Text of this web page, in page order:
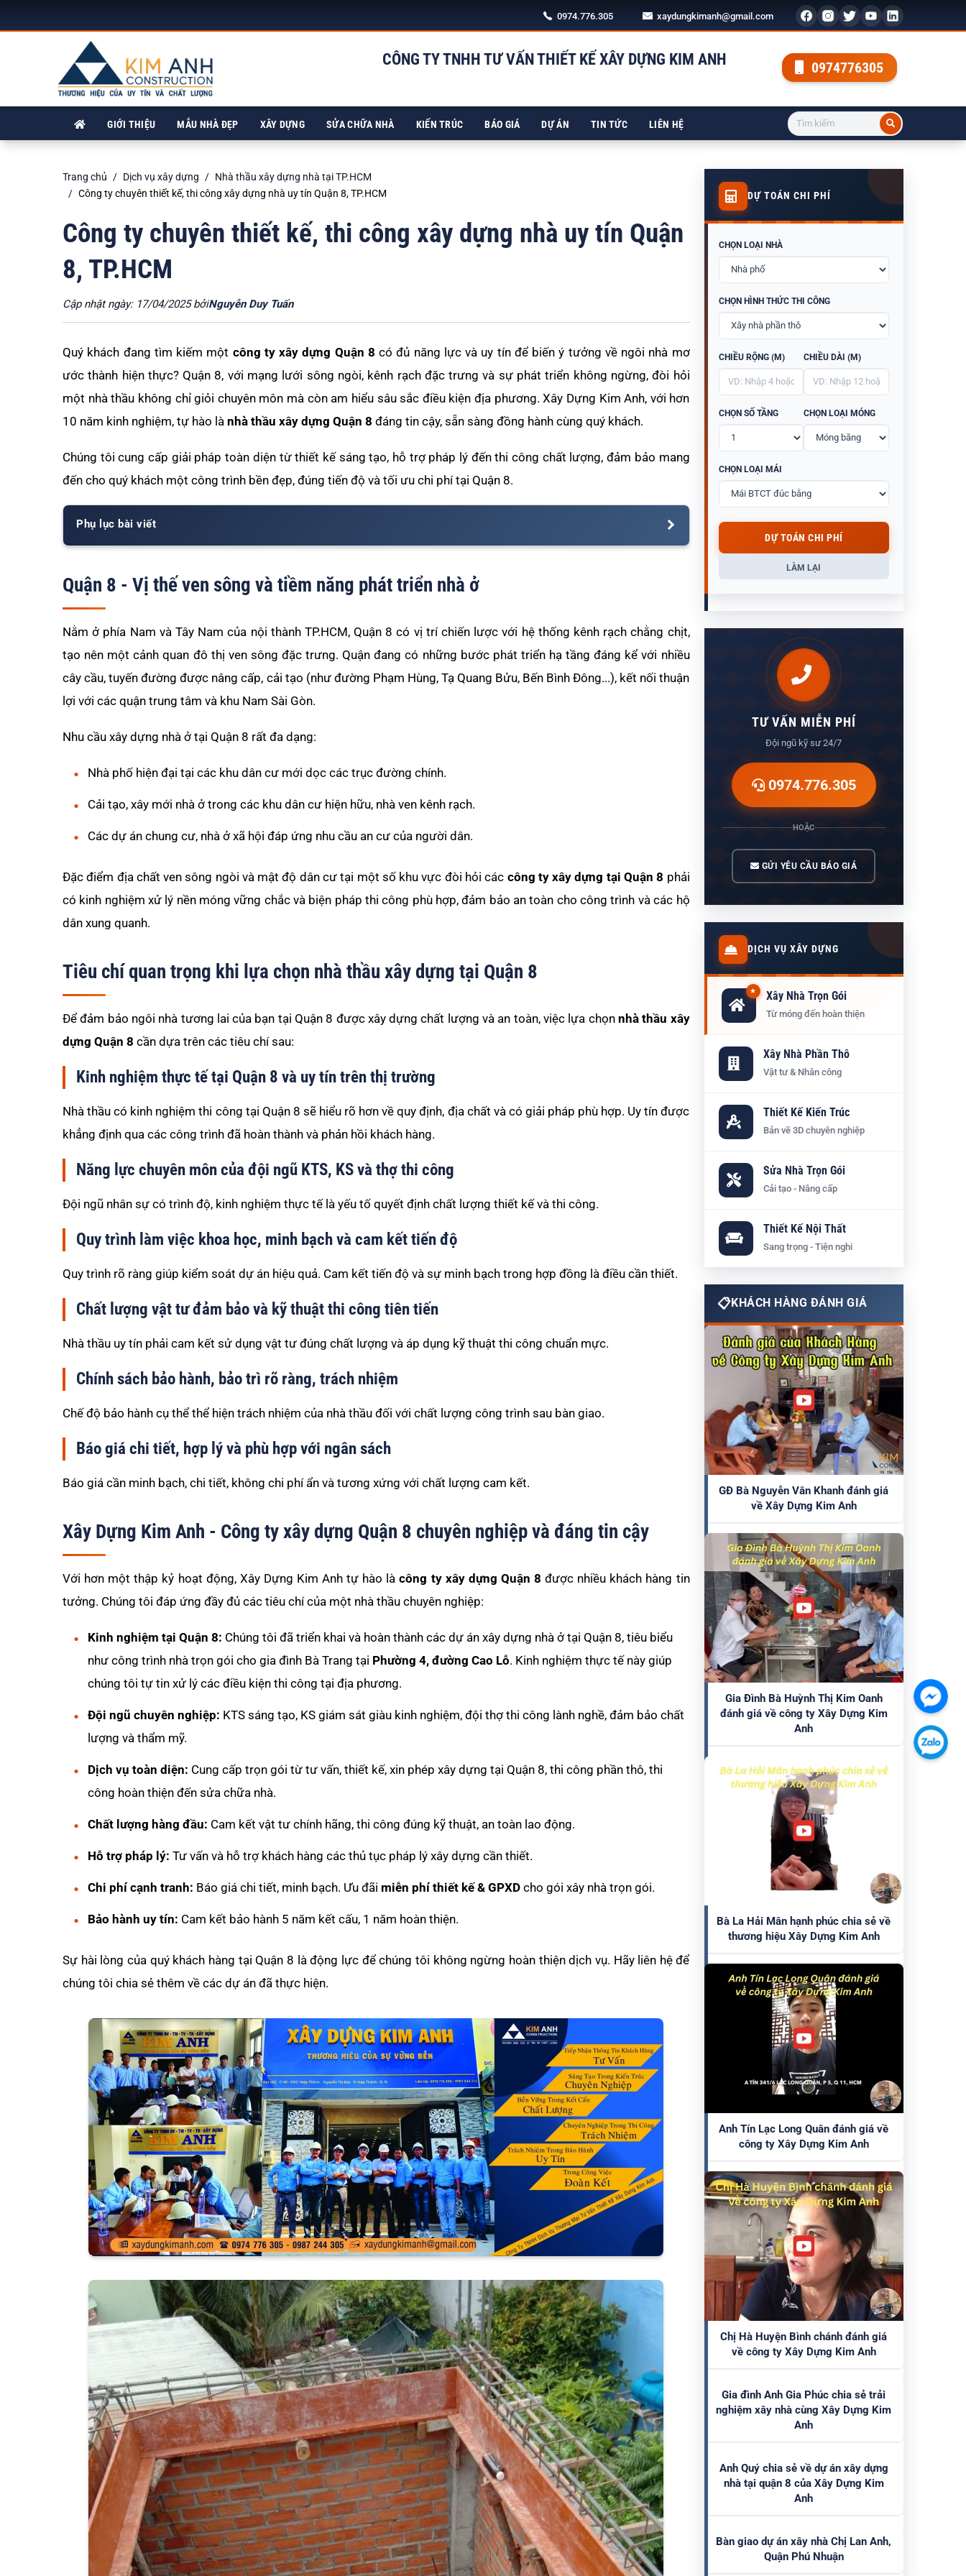
0974.776.305 xaydungkimanh@gmail.com
CÔNG TY TNHH TƯ VẤN THIẾT KẾ XÂY DỰNG KIM ANH 0974776305
GIỚI THIỆU MẪU NHÀ ĐẸP XÂY DỰNG SỬA CHỮA NHÀ KIẾN TRÚC BÁO GIÁ DỰ ÁN TIN TỨC LIÊN HỆ
Trang chủ Dịch vụ xây dựng
Nhà thầu xây dựng nhà tại TP.HCM
Công ty chuyên thiết kế, thi công xây dựng nhà uy tín Quận 8, TP.HCM
Công ty chuyên thiết kế, thi công xây dựng nhà uy tín Quận
8, TP.HCM
Cập nhật ngày: 17/04/2025 bởiNguyễn Duy Tuấn
Quý khách đang tìm kiếm một công ty xây dựng Quận 8 có đủ năng lực và uy tín để biến ý tưởng về ngôi nhà mơ
ước thành hiện thực? Quận 8, với mạng lưới sông ngòi, kênh rạch đặc trưng và sự phát triển không ngừng, đòi hỏi
một nhà thầu không chỉ giỏi chuyên môn mà còn am hiểu sâu sắc điều kiện địa phương. Xây Dựng Kim Anh, với hơn
10 năm kinh nghiệm, tự hào là nhà thầu xây dựng Quận 8 đáng tin cậy, sẵn sàng đồng hành cùng quý khách.
Chúng tôi cung cấp giải pháp toàn diện từ thiết kế sáng tạo, hỗ trợ pháp lý đến thi công chất lượng, đảm bảo mang
đến cho quý khách một công trình bền đẹp, đúng tiến độ và tối ưu chi phí tại Quận 8.
Phụ lục bài viết
Quận 8 - Vị thế ven sông và tiềm năng phát triển nhà ở
Nằm ở phía Nam và Tây Nam của nội thành TP.HCM, Quận 8 có vị trí chiến lược với hệ thống kênh rạch chằng chịt,
tạo nên một cảnh quan đô thị ven sông đặc trưng. Quận đang có những bước phát triển hạ tầng đáng kể với nhiều
cây cầu, tuyến đường được nâng cấp, cải tạo (như đường Phạm Hùng, Tạ Quang Bửu, Bến Bình Đông...), kết nối thuận
lợi với các quận trung tâm và khu Nam Sài Gòn.
Nhu cầu xây dựng nhà ở tại Quận 8 rất đa dạng:
Nhà phố hiện đại tại các khu dân cư mới dọc các trục đường chính.
Cải tạo, xây mới nhà ở trong các khu dân cư hiện hữu, nhà ven kênh rạch.
Các dự án chung cư, nhà ở xã hội đáp ứng nhu cầu an cư của người dân.
Đặc điểm địa chất ven sông ngòi và mật độ dân cư tại một số khu vực đòi hỏi các công ty xây dựng tại Quận 8 phải
có kinh nghiệm xử lý nền móng vững chắc và biện pháp thi công phù hợp, đảm bảo an toàn cho công trình và các hộ
dân xung quanh.
Tiêu chí quan trọng khi lựa chọn nhà thầu xây dựng tại Quận 8
Để đảm bảo ngôi nhà tương lai của bạn tại Quận 8 được xây dựng chất lượng và an toàn, việc lựa chọn nhà thầu xây
dựng Quận 8 cần dựa trên các tiêu chí sau:
Kinh nghiệm thực tế tại Quận 8 và uy tín trên thị trường
Nhà thầu có kinh nghiệm thi công tại Quận 8 sẽ hiểu rõ hơn về quy định, địa chất và có giải pháp phù hợp. Uy tín được
khẳng định qua các công trình đã hoàn thành và phản hồi khách hàng.
Năng lực chuyên môn của đội ngũ KTS, KS và thợ thi công
Đội ngũ nhân sự có trình độ, kinh nghiệm thực tế là yếu tố quyết định chất lượng thiết kế và thi công.
Quy trình làm việc khoa học, minh bạch và cam kết tiến độ
Quy trình rõ ràng giúp kiểm soát dự án hiệu quả. Cam kết tiến độ và sự minh bạch trong hợp đồng là điều cần thiết.
Chất lượng vật tư đảm bảo và kỹ thuật thi công tiên tiến
Nhà thầu uy tín phải cam kết sử dụng vật tư đúng chất lượng và áp dụng kỹ thuật thi công chuẩn mực.
Chính sách bảo hành, bảo trì rõ ràng, trách nhiệm
Chế độ bảo hành cụ thể thể hiện trách nhiệm của nhà thầu đối với chất lượng công trình sau bàn giao.
Báo giá chi tiết, hợp lý và phù hợp với ngân sách
Báo giá cần minh bạch, chi tiết, không chi phí ẩn và tương xứng với chất lượng cam kết.
Xây Dựng Kim Anh - Công ty xây dựng Quận 8 chuyên nghiệp và đáng tin cậy
Với hơn một thập kỷ hoạt động, Xây Dựng Kim Anh tự hào làcông ty xây dựng Quận 8 được nhiều khách hàng tin
tưởng. Chúng tôi đáp ứng đầy đủ các tiêu chí của một nhà thầu chuyên nghiệp:
Kinh nghiệm tại Quận 8: Chúng tôi đã triển khai và hoàn thành các dự án xây dựng nhà ở tại Quận 8, tiêu biểu
như công trình nhà trọn gói cho gia đình Bà Trang tại Phường 4, đường Cao Lỗ. Kinh nghiệm thực tế này giúp
chúng tôi tự tin xử lý các điều kiện thi công tại địa phương.
Đội ngũ chuyên nghiệp: KTS sáng tạo, KS giám sát giàu kinh nghiệm, đội thợ thi công lành nghề, đảm bảo chất
lượng và thẩm mỹ.
Dịch vụ toàn diện: Cung cấp trọn gói từ tư vấn, thiết kế, xin phép xây dựng tại Quận 8, thi công phần thô, thi
công hoàn thiện đến sửa chữa nhà.
Chất lượng hàng đầu: Cam kết vật tư chính hãng, thi công đúng kỹ thuật, an toàn lao động.
Hỗ trợ pháp lý: Tư vấn và hỗ trợ khách hàng các thủ tục pháp lý xây dựng cần thiết.
Chi phí cạnh tranh: Báo giá chi tiết, minh bạch. Ưu đãi miễn phí thiết kế & GPXD cho gói xây nhà trọn gói.
Bảo hành uy tín: Cam kết bảo hành 5 năm kết cấu, 1 năm hoàn thiện.
Sự hài lòng của quý khách hàng tại Quận 8 là động lực để chúng tôi không ngừng hoàn thiện dịch vụ. Hãy liên hệ để
chúng tôi chia sẻ thêm về các dự án đã thực hiện.
DỰ TOÁN CHI PHÍ
CHỌN LOẠI NHÀ
CHỌN HÌNH THỨC THI CÔNG
CHIỀU RỘNG (M) CHIỀU DÀI (M)
CHỌN SỐ TẦNG CHỌN LOẠI MÓNG
CHỌN LOẠI MÁI
DỰ TOÁN CHI PHÍ
LÀM LẠI
TƯ VẤN MIỄN PHÍ
Đội ngũ kỹ sư 24/7
0974.776.305
HOẶC
GỬI YÊU CẦU BÁO GIÁ
DỊCH VỤ XÂY DỰNG
★ Xây Nhà Trọn Gói
Từ móng đến hoàn thiện
Xây Nhà Phần Thô
Vật tư & Nhân công
Thiết Kế Kiến Trúc
Bản vẽ 3D chuyên nghiệp
Sửa Nhà Trọn Gói
Cải tạo - Nâng cấp
Thiết Kế Nội Thất
Sang trọng - Tiện nghi
KHÁCH HÀNG ĐÁNH GIÁ
GĐ Bà Nguyễn Vân Khanh đánh giá
về Xây Dựng Kim Anh
Gia Đình Bà Huỳnh Thị Kim Oanh
đánh giá về công ty Xây Dựng Kim
Anh
Bà La Hải Mân hạnh phúc chia sẻ về
thương hiệu Xây Dựng Kim Anh
Anh Tín Lạc Long Quân đánh giá về
công ty Xây Dựng Kim Anh
Chị Hà Huyện Bình chánh đánh giá
về công ty Xây Dựng Kim Anh
Gia đình Anh Gia Phúc chia sẻ trải
nghiệm xây nhà cùng Xây Dựng Kim
Anh
Anh Quý chia sẻ về dự án xây dựng
nhà tại quận 8 của Xây Dựng Kim
Anh
Bàn giao dự án xây nhà Chị Lan Anh,
Quận Phú Nhuận
Chát
với
chúng
tôi
Chát